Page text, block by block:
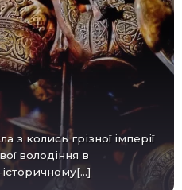
володіння в